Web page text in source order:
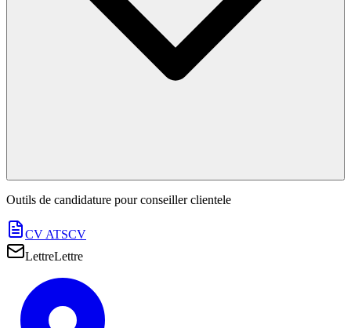
Outils de candidature pourconseiller clientele
CV ATSCV
LettreLettre